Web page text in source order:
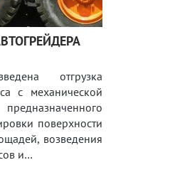
отгрузка
с механической
поверхности
возведения
и…